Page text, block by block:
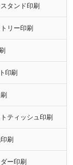
タンド印刷
リー印刷
印刷
ティッシュ印刷
刷
ー印刷